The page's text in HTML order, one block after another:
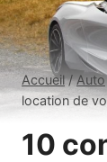
Accueil / Auto
location de
10